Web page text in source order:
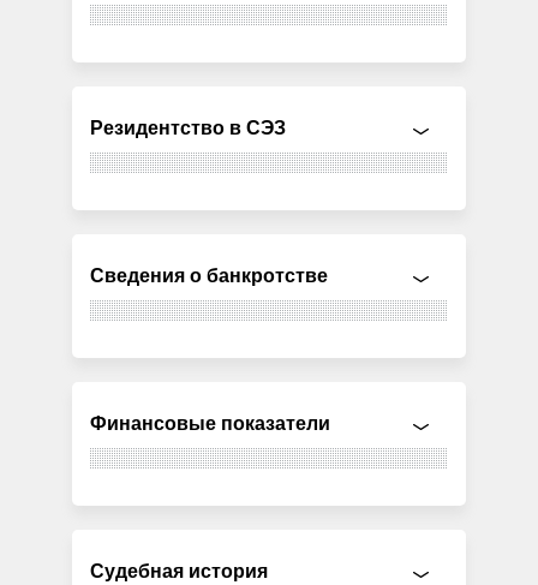
Резидентство в СЭЗ
Сведения о банкротстве
Финансовые показатели
Судебная история